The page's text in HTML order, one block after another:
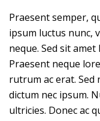
Praesent semper,
ipsum luctus nunc,
neque. Sed sit
Praesent neque
rutrum ac erat. Sed
dictum nec ipsum.
ultricies. Donec ac